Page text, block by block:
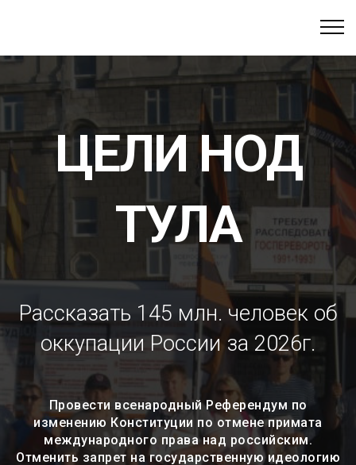
ЦЕЛИ НОД
ТУЛА
Рассказать 145 млн. человек об
оккупации России за 2026г.
Провести всенародный Референдум по
изменению Конституции по отмене примата
международного права над российским.
Отменить запрет на государственную идеологию